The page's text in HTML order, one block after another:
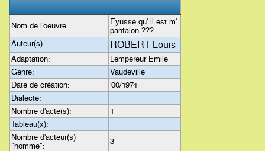
Nom de l'oeuvre:
Eyusse qu' il est m'
pantalon ???
Auteur(s):
ROBERT Louis
Adaptation:
Lempereur Emile
Genre:
Vaudeville
Date de création:
'00/1974
Dialecte:
Nombre d'acte(s):
1
Tableau(x):
Nombre d'acteur(s)
"homme":
3